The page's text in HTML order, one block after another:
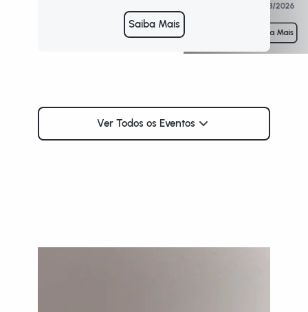
Saiba Mais
10/08/2026
Saiba Mais
Ver Todos os Eventos